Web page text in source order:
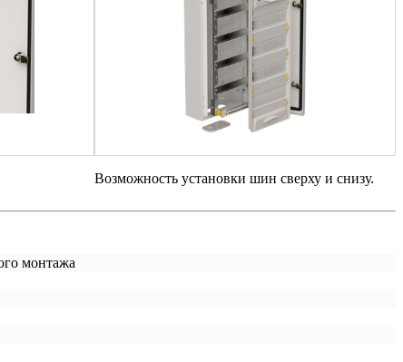
Возможность установки шин сверху и снизу.
монтажа